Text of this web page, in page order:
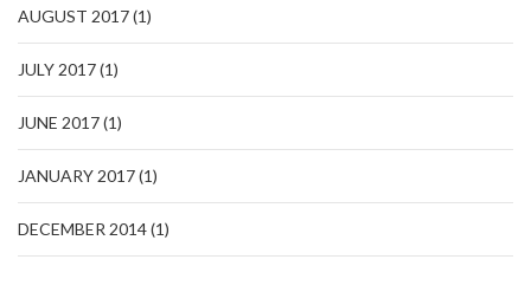
AUGUST 2017(1)
JULY 2017(1)
JUNE 2017(1)
JANUARY 2017(1)
DECEMBER 2014(1)